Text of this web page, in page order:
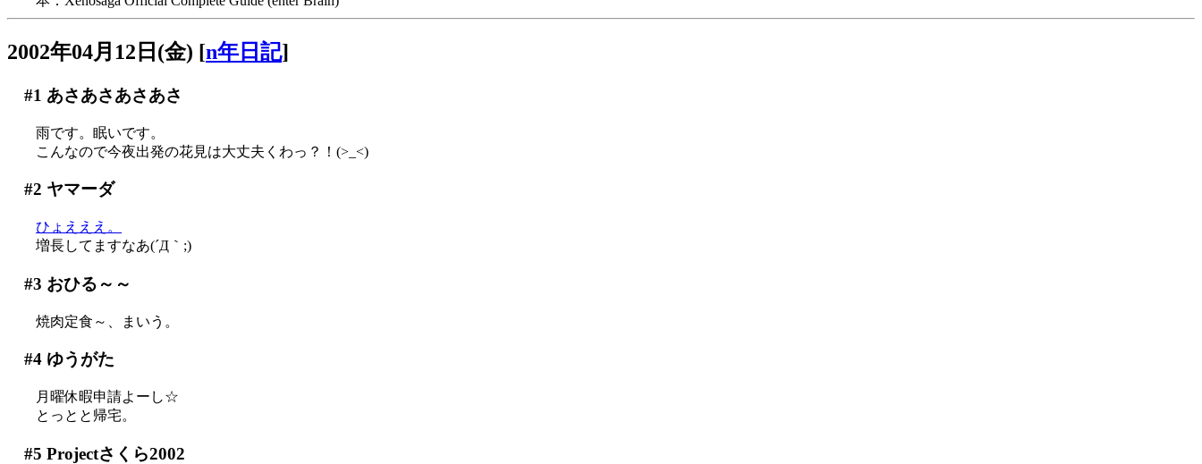
2002年04月12日(金) [n年日記]
#1 あさあさあさあさ
雨です。眠いです。
こんなので今夜出発の花見は大丈夫くわっ？！(>_<)
#2 ヤマーダ
ひょえええ。
増長してますなあ(´Д｀;)
#3 おひる～～
焼肉定食～、まいう。
#4ゆうがた
月曜休暇申請よーし☆
とっとと帰宅。
#5 Projectさくら2002